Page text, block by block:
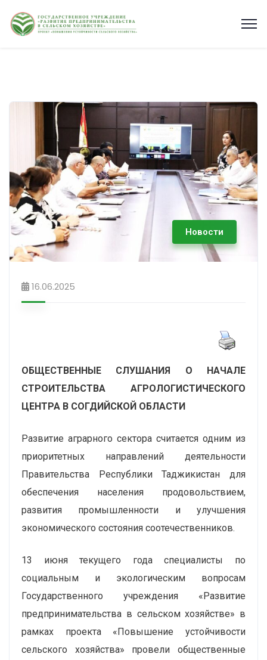
Новости
16.06.2025
ОБЩЕСТВЕННЫЕ СЛУШАНИЯ О НАЧАЛЕ
СТРОИТЕЛЬСТВА АГРОЛОГИСТИЧЕСКОГО
ЦЕНТРА В СОГДИЙСКОЙ ОБЛАСТИ
Развитие аграрного сектора считается одним из
приоритетных направлений деятельности
Правительства Республики Таджикистан для
обеспечения населения продовольствием,
развития промышленности и улучшения
экономического состояния соотечественников.
13 июня текущего года специалисты по
социальным и экологическим вопросам
Государственного учреждения «Развитие
предпринимательства в сельском хозяйстве» в
рамках проекта «Повышение устойчивости
сельского хозяйства» провели общественные